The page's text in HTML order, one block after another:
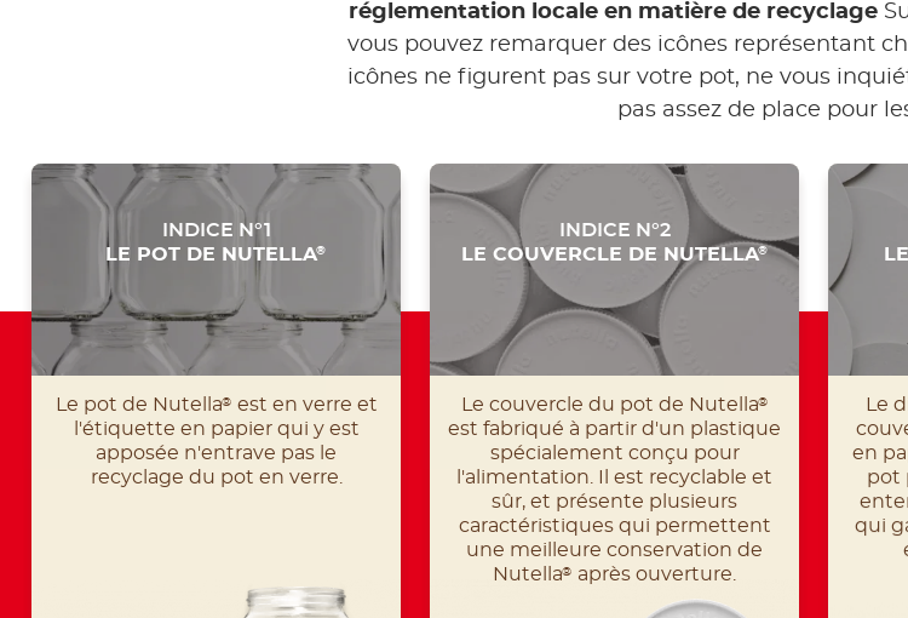
réglementation locale en matière de recyclage
vous pouvez remarquer des icônes représentant
icônes ne figurent pas sur votre pot, ne vous
pas assez de place pour
INDICE N°1
LE POT DE NUTELLA®
Le pot de Nutella® est en verre et
l'étiquette en papier qui y est
apposée n'entrave pas le
recyclage du pot en verre.
INDICE N°2
LE COUVERCLE DE NUTELLA®
Le couvercle du pot de Nutella®
est fabriqué à partir d'un plastique
spécialement conçu pour
l'alimentation. Il est recyclable et
sûr, et présente plusieurs
caractéristiques qui permettent
une meilleure conservation de
Nutella® après ouverture.
Le
en
pot
qui